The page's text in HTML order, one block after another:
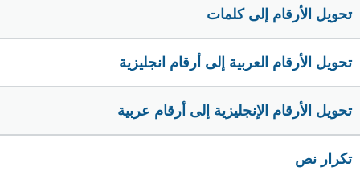
تحويل الأرقام إلى كلمات
تحويل الأرقام العربية إلى أرقام انجليزية
تحويل الأرقام الإنجليزية إلى أرقام عربية
تكرار نص